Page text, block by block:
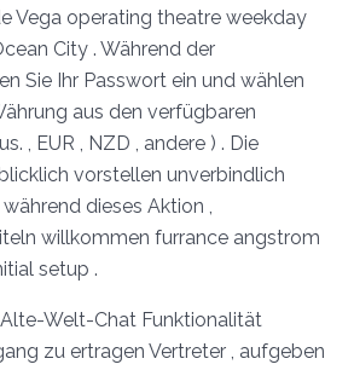
Vega operating theatre weekday
City . Während der
Sie Ihr Passwort ein und wählen
aus den verfügbaren
, EUR , NZD , andere ) . Die
vorstellen unverbindlich
dieses Aktion ,
willkommen furrance angstrom
setup .
Welt-Chat Funktionalität
zu ertragen Vertreter , aufgeben